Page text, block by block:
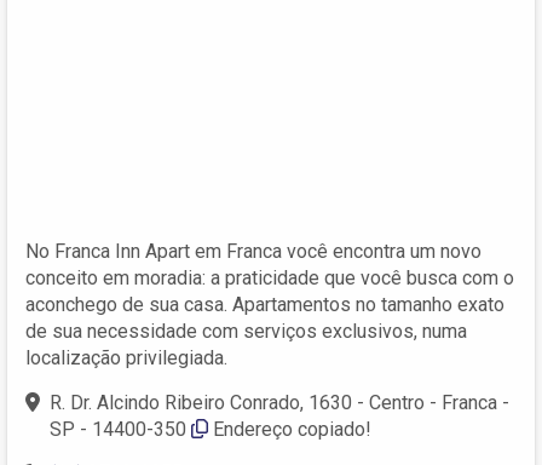
No Franca Inn Apart em Franca você encontra um novo
conceito em moradia: a praticidade que você busca com o
aconchego de sua casa. Apartamentos no tamanho exato
de sua necessidade com serviços exclusivos, numa
localização privilegiada.
R. Dr. Alcindo Ribeiro Conrado, 1630 - Centro - Franca -
SP - 14400-350
Endereço copiado!